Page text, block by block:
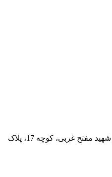
قم، خیابان شهید عطاران، خیابان شهید مفتح غربی، کوچه 17، پلاک